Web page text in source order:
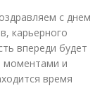
с днем
карьерного
впереди будет
моментами и
время